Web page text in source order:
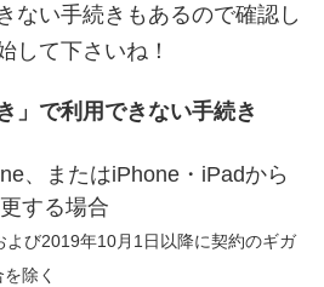
ない手続きもあるので確認し
して下さいね！
」で利用できない手続き
、またはiPhone・iPadから
する場合
び2019年10月1日以降に契約のギガ
除く